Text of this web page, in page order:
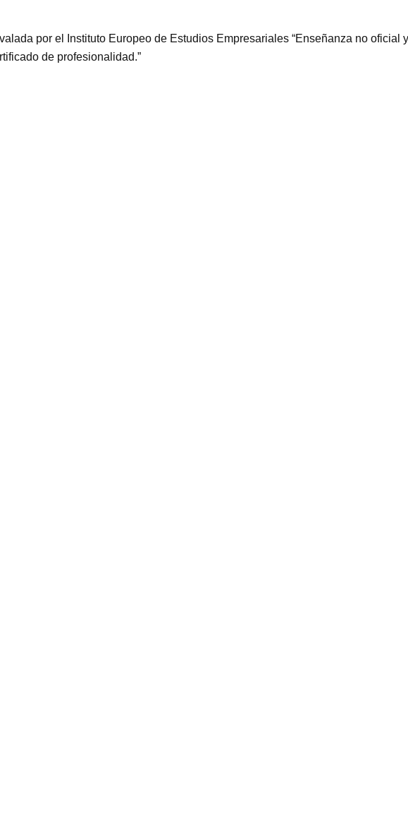
por el Instituto Europeo de Estudios Empresariales “Enseñanza no oficial
de profesionalidad.”